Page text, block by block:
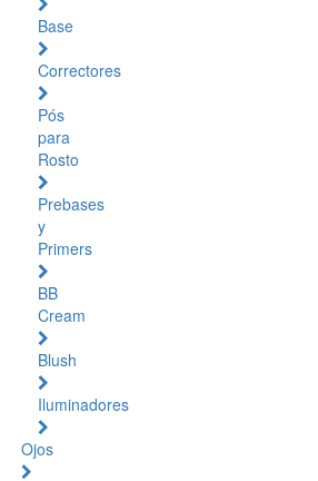
Base
Correctores
Pós
para
Rosto
Prebases
y
Primers
BB
Cream
Blush
Iluminadores
Ojos